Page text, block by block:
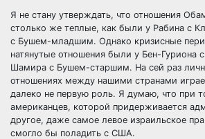
Я не стану утверждать, что отношения
столько же теплые, как были у Рабина с
с Бушем-младшим. Однако кризисные
натянутые отношения были у Бен-Гуриона
Шамира с Бушем-старшим. На сей раз
отношениях между нашими странами
далеко не первую роль. Я думаю, что при
американцев, которой придерживается
другое, даже самое левое израильское
смогло бы поладить с США.